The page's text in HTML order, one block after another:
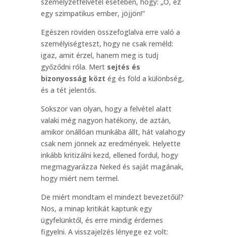
egy szimpatikus ember, jöjjön!”
Egészen röviden összefoglalva erre való a
személyiségteszt, hogy ne csak reméld:
igaz, amit érzel, hanem meg is tudj
győződni róla. Mert sejtés és
bizonyosság közt ég és föld a különbség,
és a tét jelentős.
Sokszor van olyan, hogy a felvétel alatt
valaki még nagyon hatékony, de aztán,
amikor önállóan munkába állt, hát valahogy
csak nem jönnek az eredmények. Helyette
inkább kritizálni kezd, ellened fordul, hogy
megmagyarázza Neked és saját magának,
hogy miért nem termel.
De miért mondtam el mindezt bevezetőül?
Nos, a minap kritikát kaptunk egy
ügyfelünktől, és erre mindig érdemes
figyelni. A visszajelzés lényege ez volt: